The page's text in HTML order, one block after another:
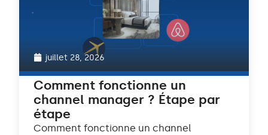
juillet 28, 2026
Comment fonctionne un
channel manager ? Étape par
étape
Comment fonctionne un channel